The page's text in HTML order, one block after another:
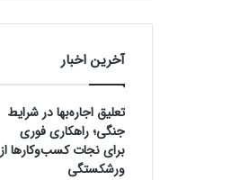
آخرین اخبار
تعلیق اجاره‌بها در شرایط
جنگی؛ راهکاری فوری
برای نجات کسب‌وکارها از
ورشکستگی